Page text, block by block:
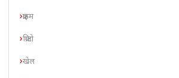
क्राइम
क्रिप्टो
खेल